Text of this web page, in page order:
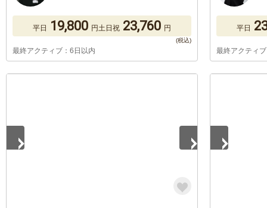
平日 19,800 円土日祝 23,760 円
最終アクティブ：6日以内
平日
最終アクティ